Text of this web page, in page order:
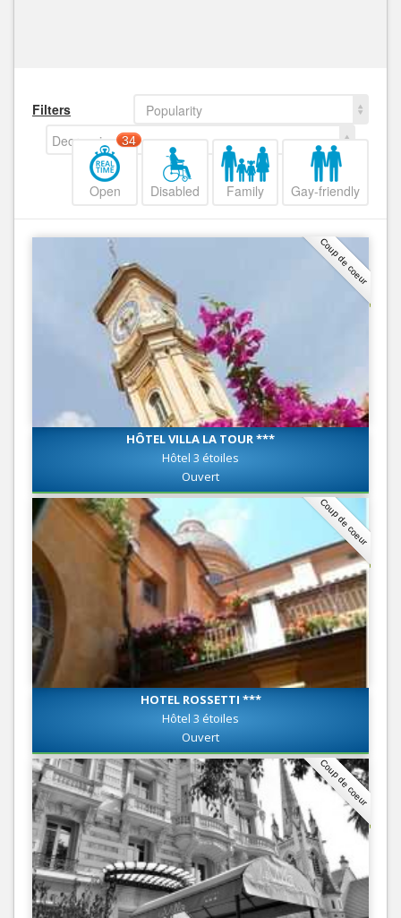
Filters
Popularity
Decreasing
Open
34
Disabled Family Gay-friendly
Coup de coeur
HÔTEL VILLA LA TOUR ***
Hôtel 3 étoiles
Ouvert
Coup de coeur
HOTEL ROSSETTI ***
Hôtel 3 étoiles
Ouvert
Coup de coeur